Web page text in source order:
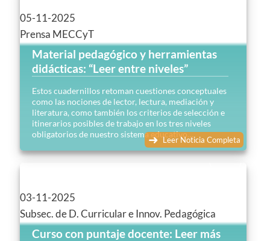
05-11-2025
Prensa MECCyT
Material pedagógico y herramientas
didácticas: “Leer entre niveles”
Estos cuadernillos retoman cuestiones conceptuales
como las nociones de lector, lectura, mediación y
literatura, como también los criterios de selección e
itinerarios posibles de trabajo en los tres niveles
obligatorios de nuestro sistema educativo…
Leer Noticia Completa
03-11-2025
Subsec. de D. Curricular e Innov. Pedagógica
Curso con puntaje docente: Leer más